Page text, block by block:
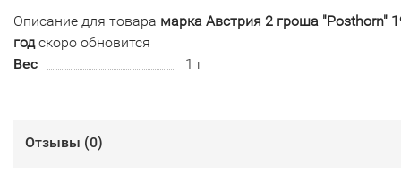
Описание для товара марка Австрия 2 гроша "Posthorn"
годскоро обновится
Вес
1 г
Отзывы (0)